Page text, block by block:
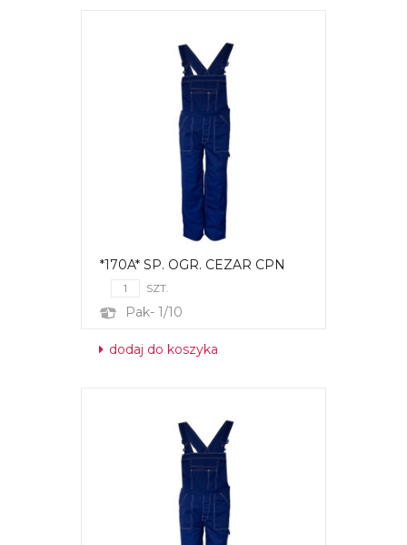
*170A* SP. OGR. CEZAR CPN
SZT.
Pak- 1/10
dodaj do koszyka